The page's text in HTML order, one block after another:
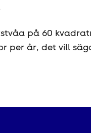
på 60
per år, det vill